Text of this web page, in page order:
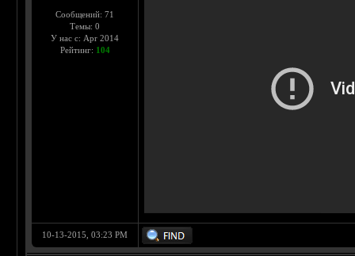
Сообщений: 71
Темы: 0
У нас с: Apr 2014
Рейтинг: 104
10-13-2015, 03:23 PM